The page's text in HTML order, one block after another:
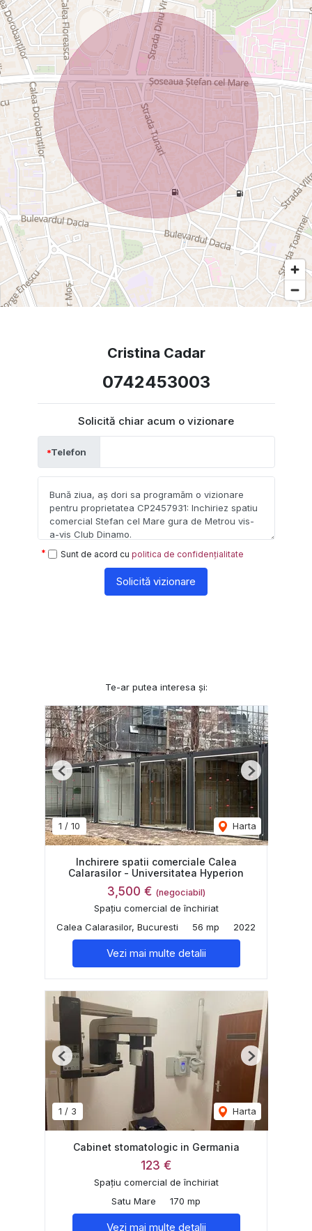
Cristina Cadar
0742453003
Solicită chiar acum o vizionare
Telefon
Sunt de acord cu politica de confidențialitate
Solicită vizionare
Te-ar putea interesa și:
1 / 10 Harta
Previous Next
Inchirere spatii comerciale Calea
Calarasilor - Universitatea Hyperion
3,500 € (negociabil)
Spațiu comercial de închiriat
Calea Calarasilor, Bucuresti
56 mp 2022
Vezi mai multe detalii
1 / 3 Harta
Previous Next
Cabinet stomatologic in Germania
123 €
Spațiu comercial de închiriat
Satu Mare
170 mp
Vezi mai multe detalii